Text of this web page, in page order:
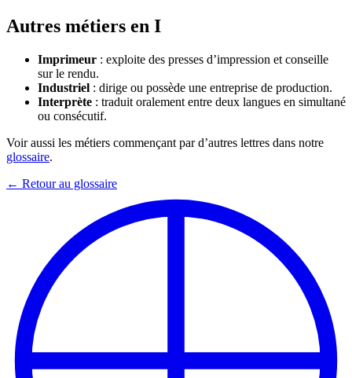
Autres métiers en I
Imprimeur : exploite des presses d’impression et conseille
sur le rendu.
Industriel : dirige ou possède une entreprise de production.
Interprète : traduit oralement entre deux langues en simultané
ou consécutif.
Voir aussi les métiers commençant par d’autres lettres dans notre
glossaire.
← Retour au glossaire